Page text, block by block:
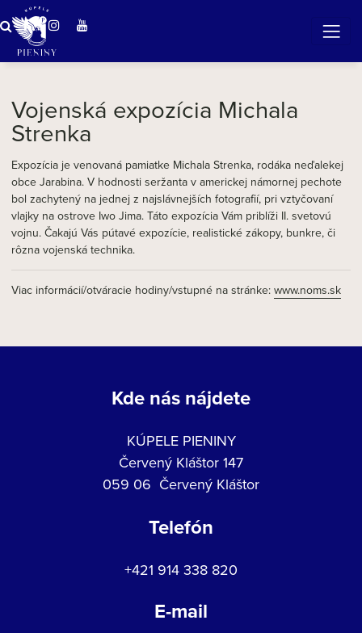
Vojenská expozícia Michala
Strenka
Expozícia je venovaná pamiatke Michala Strenka, rodáka neďalekej
obce Jarabina. V hodnosti seržanta v americkej námornej pechote
bol zachytený na jednej z najslávnejších fotografií, pri vztyčovaní
vlajky na ostrove Iwo Jima. Táto expozícia Vám priblíži II. svetovú
vojnu. Čakajú Vás pútavé expozície, realistické zákopy, bunkre, či
rôzna vojenská technika.
Viac informácií/otváracie hodiny/vstupné na stránke: www.noms.sk
Kde nás nájdete
KÚPELE PIENINY
Červený Kláštor 147
059 06 Červený Kláštor
Telefón
+421 914 338 820
E-mail